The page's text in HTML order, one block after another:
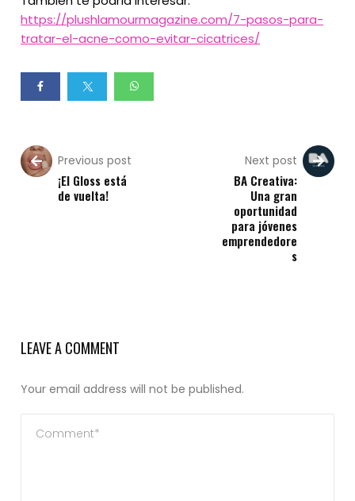
https://plushlamourmagazine.com/7-pasos-para-
tratar-el-acne-como-evitar-cicatrices/
Previous post
¡El Gloss está
de vuelta!
Next post
BA Creativa:
Una gran
oportunidad
para jóvenes
emprendedore
s
LEAVE A COMMENT
Your email address will not be published.